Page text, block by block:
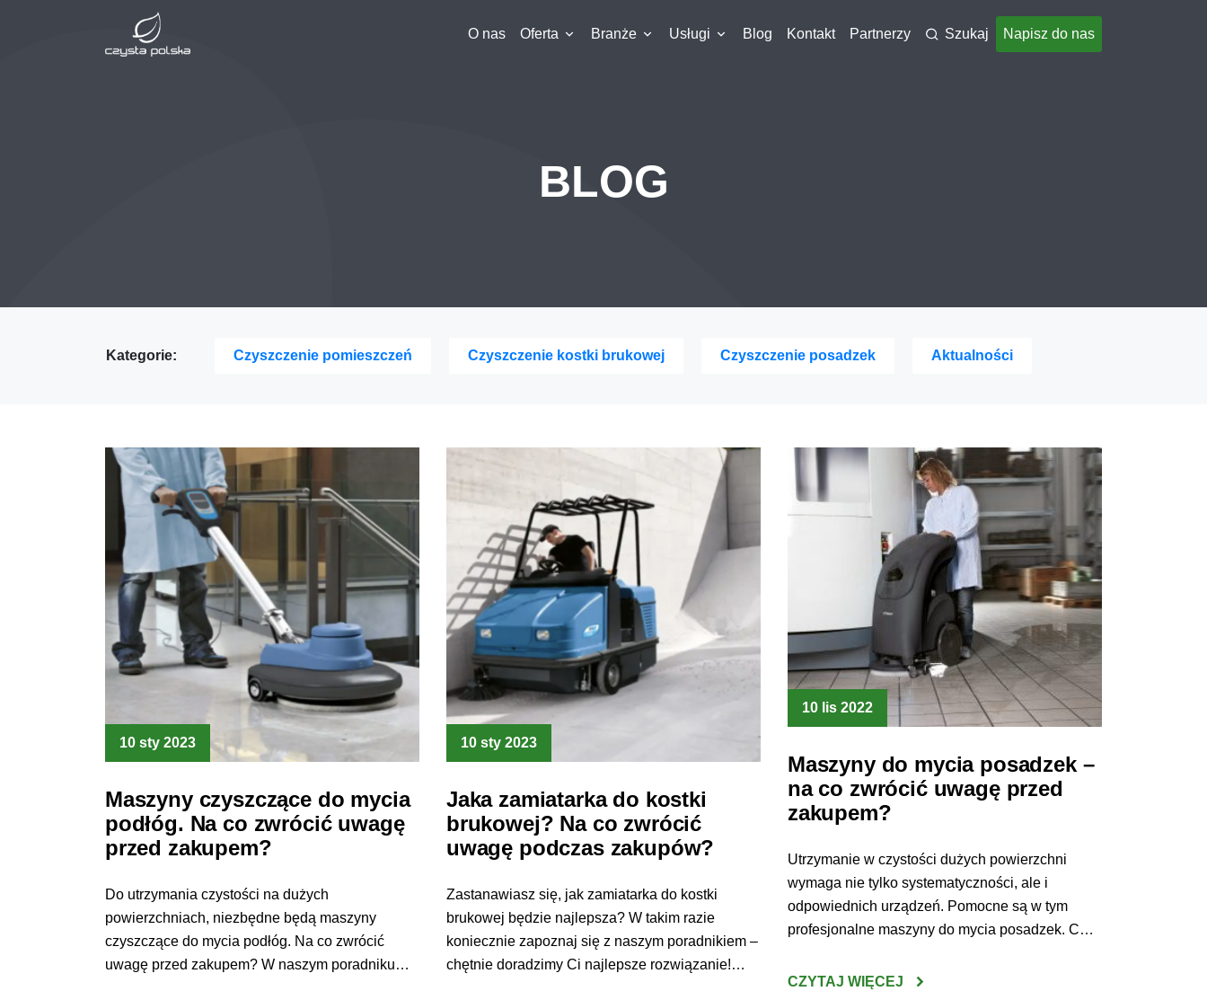
O nas Oferta Branże Usługi Blog Kontakt Partnerzy Szukaj Napisz do nas
BLOG
Kategorie: Czyszczenie pomieszczeń Czyszczenie kostki brukowej Czyszczenie posadzek Aktualności
10 sty 2023
Maszyny czyszczące do mycia
podłóg. Na co zwrócić uwagę
przed zakupem?
Do utrzymania czystości na dużych
powierzchniach, niezbędne będą maszyny
czyszczące do mycia podłóg. Na co zwrócić
uwagę przed zakupem? W naszym poradniku
10 sty 2023
Jaka zamiatarka do kostki
brukowej? Na co zwrócić
uwagę podczas zakupów?
Zastanawiasz się, jak zamiatarka do kostki
brukowej będzie najlepsza? W takim razie
koniecznie zapoznaj się z naszym poradnikiem –
chętnie doradzimy Ci najlepsze rozwiązanie!
10 lis 2022
Maszyny do mycia posadzek –
na co zwrócić uwagę przed
zakupem?
Utrzymanie w czystości dużych powierzchni
wymaga nie tylko systematyczności, ale i
odpowiednich urządzeń. Pomocne są w tym
profesjonalne maszyny do mycia posadzek. Co
maszynę do czyszczenia posadzek w sklepach,
CZYTAJ WIĘCEJ